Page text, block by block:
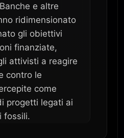
e altre
ridimensionato
gli obiettivi
finanziate,
attivisti a reagire
contro le
come
progetti legati ai
fossili.